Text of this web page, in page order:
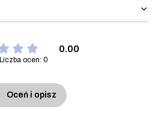
0.00
Liczba ocen: 0
Oceń i opisz